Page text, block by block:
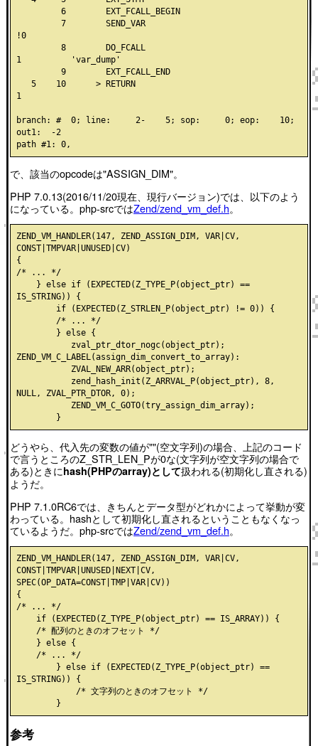
!0
1          'var_dump'
1
branch: #  0; line:     2-    5; sop:     0; eop:    10;
out1:  -2
で、該当のopcodeは"ASSIGN_DIM"。
PHP 7.0.13(2016/11/20現在、現行バージョン)では、以下のよう
になっている。php-srcではZend/zend_vm_def.h。
ZEND_VM_HANDLER(147, ZEND_ASSIGN_DIM, VAR|CV,
CONST|TMPVAR|UNUSED|CV)
{
/* ... */
IS_STRING)) {
ZEND_VM_C_LABEL(assign_dim_convert_to_array):
NULL, ZVAL_PTR_DTOR, 0);
どうやら、代入先の変数の値が""(空文字列)の場合、上記のコード
で言うところのZ_STR_LEN_Pが0な(文字列が空文字列の場合で
ある)ときにhash(PHPのarray)として扱われる(初期化し直される)
ようだ。
PHP 7.1.0RC6では、きちんとデータ型がどれかによって挙動が変
わっている。hashとして初期化し直されるということもなくなっ
ているようだ。php-srcではZend/zend_vm_def.h。
ZEND_VM_HANDLER(147, ZEND_ASSIGN_DIM, VAR|CV,
CONST|TMPVAR|UNUSED|NEXT|CV,
SPEC(OP_DATA=CONST|TMP|VAR|CV))
{
/* ... */
IS_STRING)) {
参考